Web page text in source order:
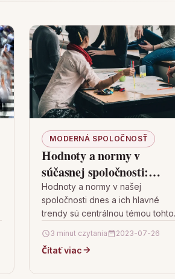
MODERNÁ SPOLOČNOSŤ
Hodnoty a normy v
súčasnej spoločnosti:
trendy a výzvy
Hodnoty a normy v našej
spoločnosti dnes a ich hlavné
trendy sú centrálnou témou tohto
ako sa tieto…
3 minut czytania 2023-07-26
Čítať viac